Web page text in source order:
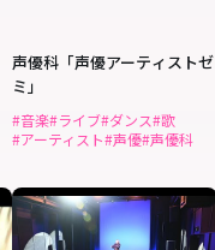
声優科「声優アーティストゼ
ミ」
#音楽#ライブ#ダンス#歌
#アーティスト#声優#声優科